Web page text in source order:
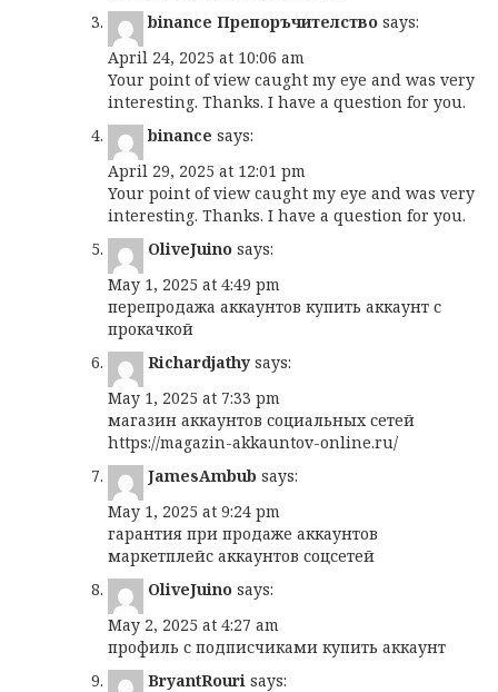
binance Препоръчителство says:
April 24, 2025 at 10:06 am
Your point of view caught my eye and was very
interesting. Thanks. I have a question for you.
binance says:
April 29, 2025 at 12:01 pm
Your point of view caught my eye and was very
interesting. Thanks. I have a question for you.
OliveJuino says:
May 1, 2025 at 4:49 pm
перепродажа аккаунтов купить аккаунт с
прокачкой
Richardjathy says:
May 1, 2025 at 7:33 pm
магазин аккаунтов социальных сетей
https://magazin-akkauntov-online.ru/
JamesAmbub says:
May 1, 2025 at 9:24 pm
гарантия при продаже аккаунтов
маркетплейс аккаунтов соцсетей
OliveJuino says:
May 2, 2025 at 4:27 am
профиль с подписчиками купить аккаунт
BryantRouri says: